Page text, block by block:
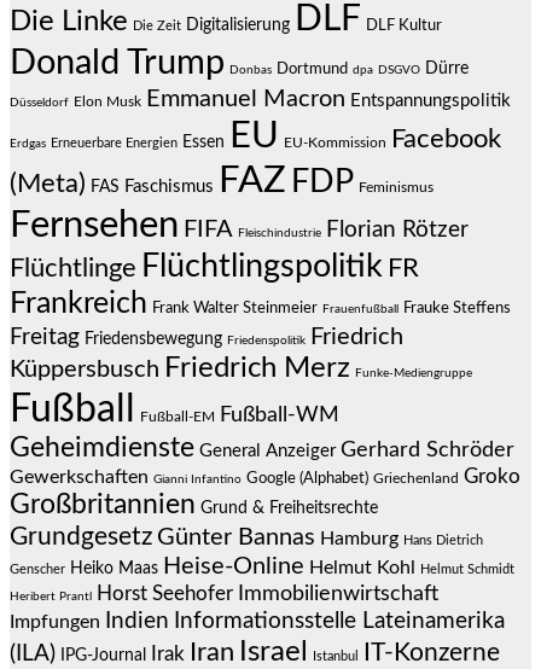
Die Linke Die Zeit Digitalisierung DLF DLF Kultur
Donald Trump Donbas Dortmund dpa DSGVO Dürre
Düsseldorf Elon Musk Emmanuel Macron Entspannungspolitik
Erdgas Erneuerbare Energien Essen EU EU-Kommission
Facebook
(Meta) FAS Faschismus FAZ FDP Feminismus
Fernsehen FIFA Fleischindustrie Florian Rötzer
Flüchtlinge Flüchtlingspolitik FR
Frankreich Frank Walter Steinmeier Frauenfußball Frauke Steffens
Freitag Friedensbewegung Friedenspolitik
Friedrich
Küppersbusch Friedrich Merz Funke-Mediengruppe
Fußball Fußball-EM Fußball-WM
Geheimdienste General Anzeiger Gerhard Schröder
Gewerkschaften Gianni Infantino Google (Alphabet) Griechenland Groko
Großbritannien Grund & Freiheitsrechte
Grundgesetz Günter Bannas Hamburg Hans Dietrich
Genscher Heiko Maas Heise-Online Helmut Kohl Helmut Schmidt
Heribert Prantl Horst Seehofer Immobilienwirtschaft
Impfungen Indien Informationsstelle Lateinamerika
(ILA)
IPG-Journal Irak Iran Israel Istanbul IT-Konzerne